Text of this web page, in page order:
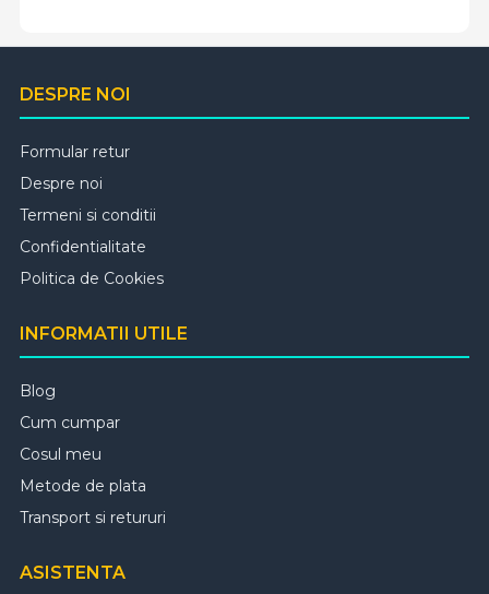
DESPRE NOI
Formular retur
Despre noi
Termeni si conditii
Confidentialitate
Politica de Cookies
INFORMATII UTILE
Blog
Cum cumpar
Cosul meu
Metode de plata
Transport si retururi
ASISTENTA